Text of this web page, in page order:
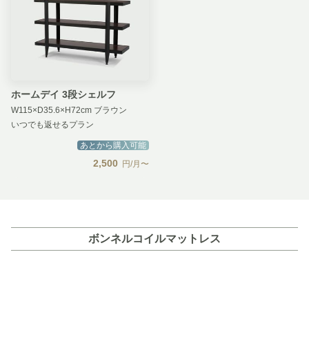
ホームデイ 3段シェルフ
W115×D35.6×H72cm ブラウン
いつでも返せるプラン
あとから購入可能
2,500 円/月〜
ボンネルコイルマットレス